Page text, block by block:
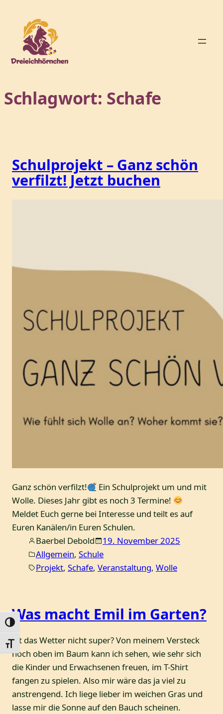
Umschalten auf hohe Kontraste
Schrift vergrößern
Inhalt
springen
Schlagwort: Schafe
Schulprojekt – Ganz schön
verfilzt! Jetzt buchen
Ganz schön verfilzt!
Ein Schulprojekt um und mit
Wolle. Dieses Jahr gibt es noch 3 Termine!
Meldet Euch gerne bei Interesse und teilt es auf
Euren Kanälen/in Euren Schulen.
Baerbel Debold
19. November 2025
Allgemein, Schule
Projekt, Schafe, Veranstaltung, Wolle
Was macht Emil im Garten?
Ist das Wetter nicht super? Von meinem Versteck
hoch oben im Baum kann ich sehen, wie sehr sich
die Kinder und Erwachsenen freuen, im T-Shirt
fangen zu spielen. Also mir wäre das ja viel zu
anstrengend. Ich liege lieber im weichen Gras und
lasse mir die Sonne auf den Bauch scheinen.